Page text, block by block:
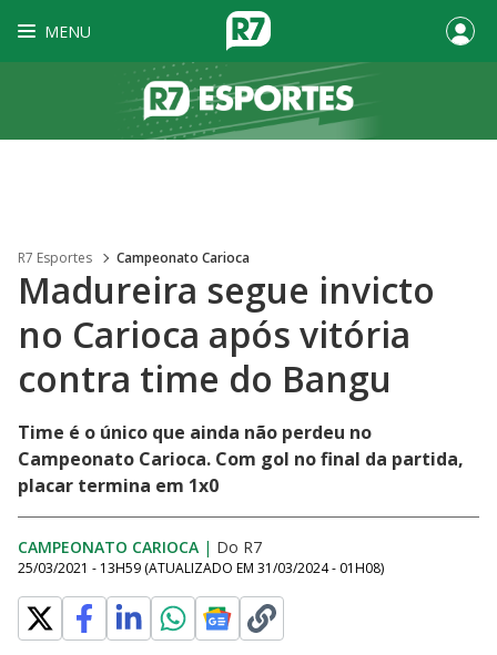
MENU
R7 Esportes Campeonato Carioca
Madureira segue invicto
no Carioca após vitória
contra time do Bangu
Time é o único que ainda não perdeu no
Campeonato Carioca. Com gol no final da partida,
placar termina em 1x0
CAMPEONATO CARIOCA | Do R7
25/03/2021 - 13H59 (ATUALIZADO EM 31/03/2024 - 01H08)